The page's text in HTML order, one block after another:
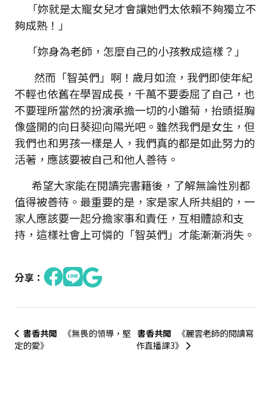
「妳就是太寵女兒才會讓她們太依賴不夠獨立不
夠成熟！」
「妳身為老師，怎麼自己的小孩教成這樣？」
然而「智英們」啊！歲月如流，我們即使年紀
不輕也依舊在學習成長，千萬不要委屈了自己，也
不要理所當然的扮演承擔一切的小雛菊，抬頭挺胸
像盛開的向日葵迎向陽光吧。雖然我們是女生，但
我們也和男孩一樣是人，我們真的都是如此努力的
活著，應該要被自己和他人善待。
希望大家能在閱讀完書籍後，了解無論性別都
值得被善待。最重要的是，家是家人所共組的，一
家人應該要一起分擔家事和責任，互相體諒和支
持，這樣社會上可憐的「智英們」才能漸漸消失。
分享：
書香共聞
《無畏的領導，堅
定的愛》
書香共聞
《麗雲老師的閱讀寫
作直播課3》